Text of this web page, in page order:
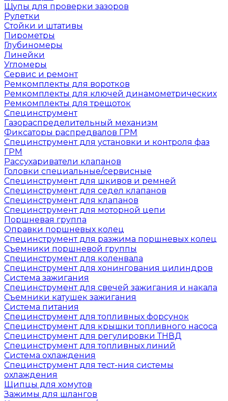
Щупы для проверки зазоров
Рулетки
Стойки и штативы
Пирометры
Глубиномеры
Линейки
Угломеры
Сервис и ремонт
Ремкомплекты для воротков
Ремкомплекты для ключей динамометрических
Ремкомплекты для трещоток
Специнструмент
Газораспределительный механизм
Фиксаторы распредвалов ГРМ
Специнструмент для установки и контроля фаз
ГРМ
Рассухариватели клапанов
Головки специальные/сервисные
Специнструмент для шкивов и ремней
Специнструмент для седел клапанов
Специнструмент для клапанов
Специнструмент для моторной цепи
Поршневая группа
Оправки поршневых колец
Специнструмент для разжима поршневых колец
Съемники поршневой группы
Специнструмент для коленвала
Специнструмент для хонингования цилиндров
Система зажигания
Специнструмент для свечей зажигания и накала
Съемники катушек зажигания
Система питания
Специнструмент для топливных форсунок
Специнструмент для крышки топливного насоса
Специнструмент для регулировки ТНВД
Специнструмент для топливных линий
Система охлаждения
Специнструмент для тест-ния системы
охлаждения
Щипцы для хомутов
Зажимы для шлангов